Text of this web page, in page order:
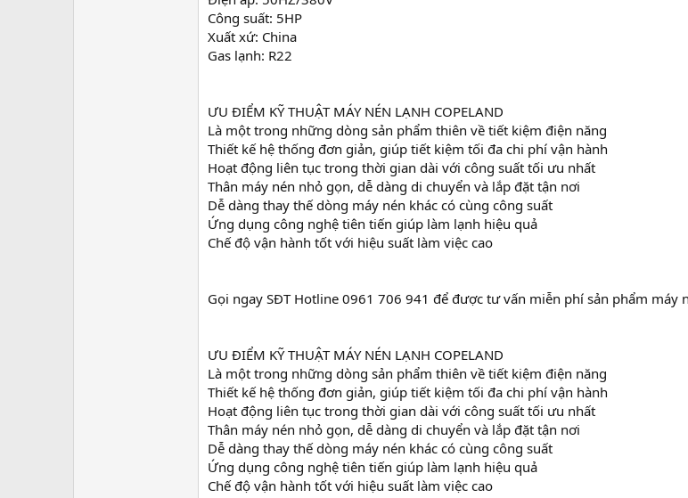
Công suất: 5HP
Xuất xứ: China
Gas lạnh: R22
ƯU ĐIỂM KỸ THUẬT MÁY NÉN LẠNH COPELAND
Là một trong những dòng sản phẩm thiên về tiết kiệm điện năng
Thiết kế hệ thống đơn giản, giúp tiết kiệm tối đa chi phí vận hành
Hoạt động liên tục trong thời gian dài với công suất tối ưu nhất
Thân máy nén nhỏ gọn, dễ dàng di chuyển và lắp đặt tận nơi
Dễ dàng thay thế dòng máy nén khác có cùng công suất
Ứng dụng công nghệ tiên tiến giúp làm lạnh hiệu quả
Chế độ vận hành tốt với hiệu suất làm việc cao
Gọi ngay SĐT Hotline 0961 706 941 để được tư vấn miễn phí sản phẩm máy
ƯU ĐIỂM KỸ THUẬT MÁY NÉN LẠNH COPELAND
Là một trong những dòng sản phẩm thiên về tiết kiệm điện năng
Thiết kế hệ thống đơn giản, giúp tiết kiệm tối đa chi phí vận hành
Hoạt động liên tục trong thời gian dài với công suất tối ưu nhất
Thân máy nén nhỏ gọn, dễ dàng di chuyển và lắp đặt tận nơi
Dễ dàng thay thế dòng máy nén khác có cùng công suất
Ứng dụng công nghệ tiên tiến giúp làm lạnh hiệu quả
Chế độ vận hành tốt với hiệu suất làm việc cao